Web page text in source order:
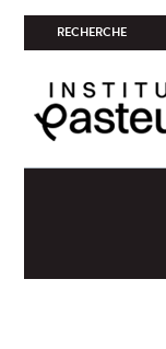
RECHERCHE